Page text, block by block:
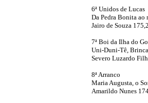
6ª Unidos de Lucas
Da Pedra Bonita ao
Jairo de Souza 175,2
7ª Boi da Ilha do
Uni-Duni-Tê,
Severo Luzardo
8ª Arranco
Maria Augusta, o
Amarildo Nunes